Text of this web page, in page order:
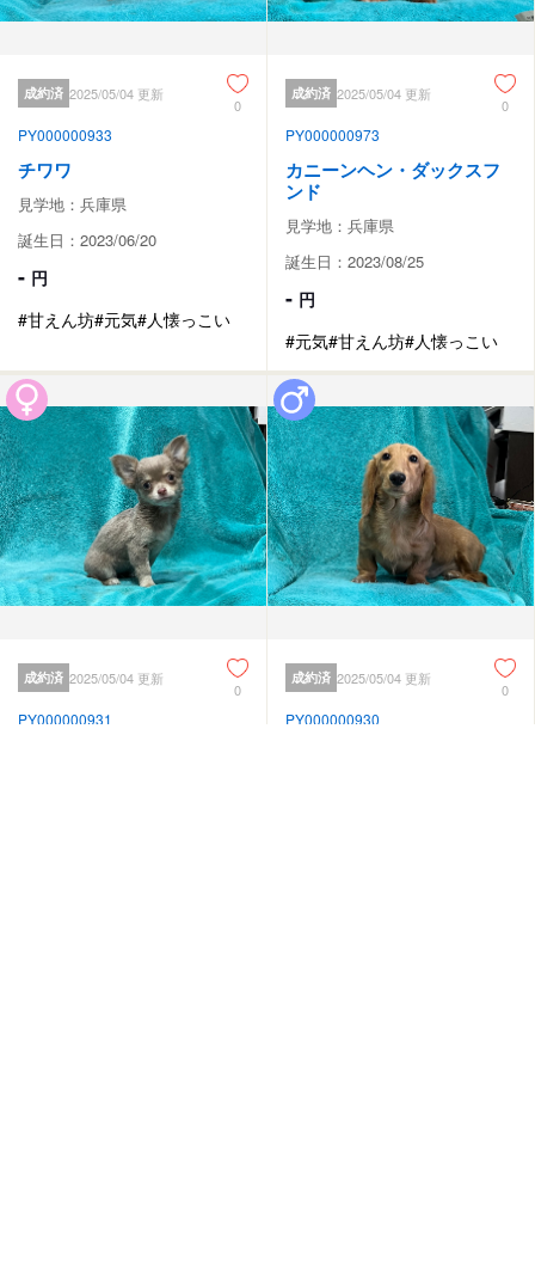
成約済 2025/05/04 更新
0
PY000000933
チワワ
見学地：兵庫県
誕生日：2023/06/20
- 円
#甘えん坊#元気#人懐っこい
成約済 2025/05/04 更新
0
PY000000973
カニーンヘン・ダックスフ
ンド
見学地：兵庫県
誕生日：2023/08/25
- 円
#元気#甘えん坊#人懐っこい
成約済 2025/05/04 更新
0
PY000000931
成約済 2025/05/04 更新
0
PY000000930